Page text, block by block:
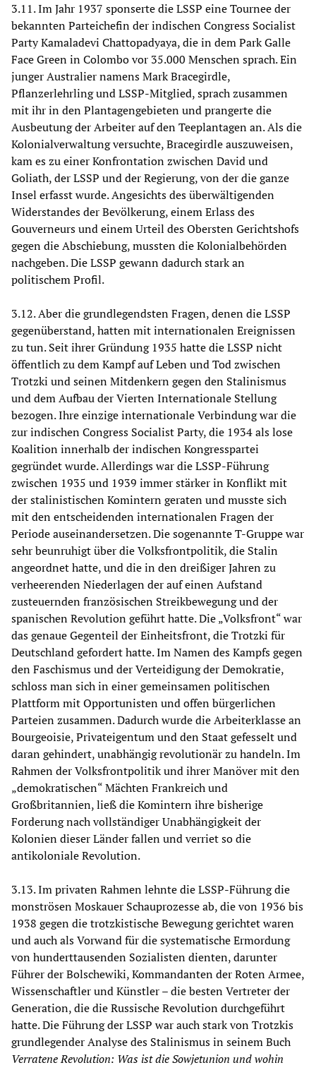
3.11. Im Jahr 1937 sponserte die LSSP eine Tournee der
bekannten Parteichefin der indischen Congress Socialist
Party Kamaladevi Chattopadyaya, die in dem Park Galle
Face Green in Colombo vor 35.000 Menschen sprach. Ein
junger Australier namens Mark Bracegirdle,
Pflanzerlehrling und LSSP-Mitglied, sprach zusammen
mit ihr in den Plantagengebieten und prangerte die
Ausbeutung der Arbeiter auf den Teeplantagen an. Als die
Kolonialverwaltung versuchte, Bracegirdle auszuweisen,
kam es zu einer Konfrontation zwischen David und
Goliath, der LSSP und der Regierung, von der die ganze
Insel erfasst wurde. Angesichts des überwältigenden
Widerstandes der Bevölkerung, einem Erlass des
Gouverneurs und einem Urteil des Obersten Gerichtshofs
gegen die Abschiebung, mussten die Kolonialbehörden
nachgeben. Die LSSP gewann dadurch stark an
politischem Profil.
3.12. Aber die grundlegendsten Fragen, denen die LSSP
gegenüberstand, hatten mit internationalen Ereignissen
zu tun. Seit ihrer Gründung 1935 hatte die LSSP nicht
öffentlich zu dem Kampf auf Leben und Tod zwischen
Trotzki und seinen Mitdenkern gegen den Stalinismus
und dem Aufbau der Vierten Internationale Stellung
bezogen. Ihre einzige internationale Verbindung war die
zur indischen Congress Socialist Party, die 1934 als lose
Koalition innerhalb der indischen Kongresspartei
gegründet wurde. Allerdings war die LSSP-Führung
zwischen 1935 und 1939 immer stärker in Konflikt mit
der stalinistischen Komintern geraten und musste sich
mit den entscheidenden internationalen Fragen der
Periode auseinandersetzen. Die sogenannte T-Gruppe war
sehr beunruhigt über die Volksfrontpolitik, die Stalin
angeordnet hatte, und die in den dreißiger Jahren zu
verheerenden Niederlagen der auf einen Aufstand
zusteuernden französischen Streikbewegung und der
spanischen Revolution geführt hatte. Die „Volksfront“ war
das genaue Gegenteil der Einheitsfront, die Trotzki für
Deutschland gefordert hatte. Im Namen des Kampfs gegen
den Faschismus und der Verteidigung der Demokratie,
schloss man sich in einer gemeinsamen politischen
Plattform mit Opportunisten und offen bürgerlichen
Parteien zusammen. Dadurch wurde die Arbeiterklasse an
Bourgeoisie, Privateigentum und den Staat gefesselt und
daran gehindert, unabhängig revolutionär zu handeln. Im
Rahmen der Volksfrontpolitik und ihrer Manöver mit den
„demokratischen“ Mächten Frankreich und
Großbritannien, ließ die Komintern ihre bisherige
Forderung nach vollständiger Unabhängigkeit der
Kolonien dieser Länder fallen und verriet so die
antikoloniale Revolution.
3.13. Im privaten Rahmen lehnte die LSSP-Führung die
monströsen Moskauer Schauprozesse ab, die von 1936 bis
1938 gegen die trotzkistische Bewegung gerichtet waren
und auch als Vorwand für die systematische Ermordung
von hunderttausenden Sozialisten dienten, darunter
Führer der Bolschewiki, Kommandanten der Roten Armee,
Wissenschaftler und Künstler – die besten Vertreter der
Generation, die die Russische Revolution durchgeführt
hatte. Die Führung der LSSP war auch stark von Trotzkis
grundlegender Analyse des Stalinismus in seinem Buch
Verratene Revolution: Was ist die Sowjetunion und wohin